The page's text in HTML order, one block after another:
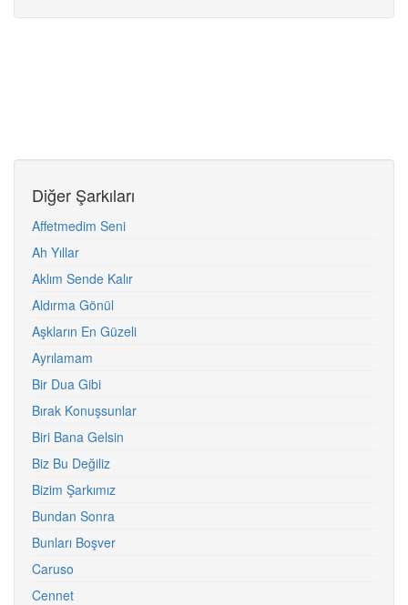
Diğer Şarkıları
Affetmedim Seni
Ah Yıllar
Aklım Sende Kalır
Aldırma Gönül
Aşkların En Güzeli
Ayrılamam
Bir Dua Gibi
Bırak Konuşsunlar
Biri Bana Gelsin
Biz Bu Değiliz
Bizim Şarkımız
Bundan Sonra
Bunları Boşver
Caruso
Cennet